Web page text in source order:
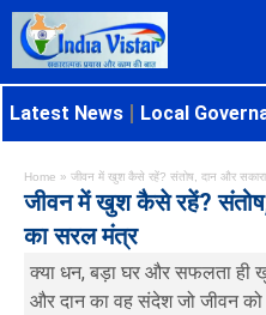
Latest News Local
Home » जीवन में खुश कैसे रहें? संतोष, दान और
जीवन में खुश कैसे रहें?
का सरल मंत्र
क्या धन, बड़ा घर और सफलता ही
और दान का वह संदेश जो जीवन को